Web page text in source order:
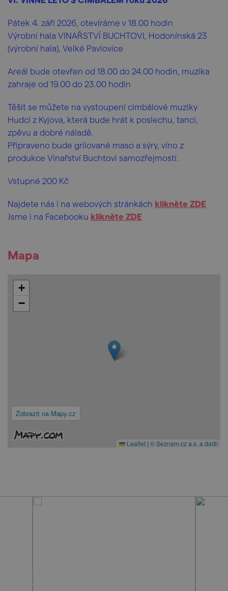
Pátek 4. září 2026, otevíráme v 18.00 hodin
Výrobní hala VINAŘSTVÍ BUCHTOVI, Hodonínská 23
(výrobní hala), Velké Pavlovice
Areál bude otevřen od 18.00 do 24.00 hodin, muzika
zahraje od 19.00 do 23.00 hodin
Těšit se můžete na vystoupení cimbálové muziky
Hudci z Kyjova, která bude hrát k poslechu, tanci,
zpěvu a dobré náladě.
Připraveno bude grilované maso a sýry, víno z
produkce Vinařství Buchtovi samozřejmostí.
Vstupné 200 Kč
Najdete nás i na webových stránkách klikněte ZDE
Jsme i na Facebooku klikněte ZDE
Mapa
Zobrazit na Mapy.cz
+
−
Leaflet | © Seznam.cz a.s. a další